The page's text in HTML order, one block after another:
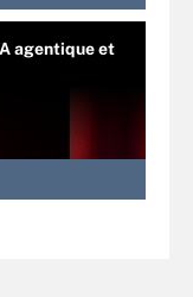
agentique et